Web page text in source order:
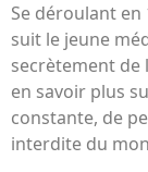
Se déroulant en
suit le jeune
secrètement de
en savoir plus
constante, de
interdite du